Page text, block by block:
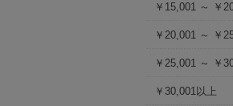
￥15,001 ～ ￥
￥20,001 ～ ￥
￥25,001 ～ ￥
￥30,001以上